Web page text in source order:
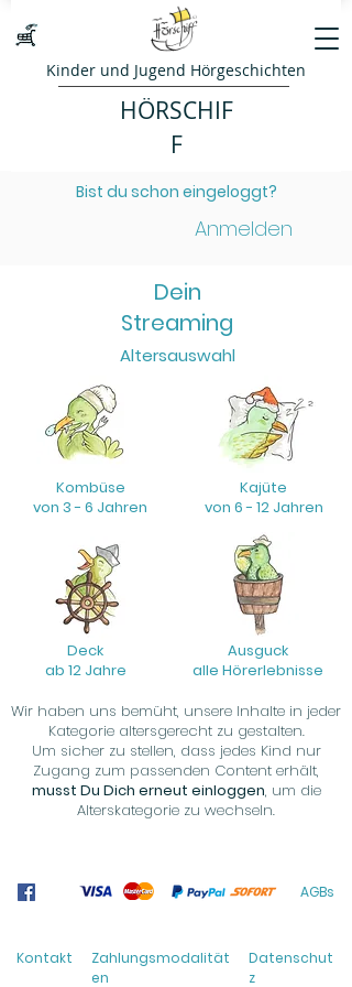
Kinder und Jugend Hörgeschichten
HÖRSCHIF
F
Bist du schon eingeloggt?
Anmelden
Dein
Streaming
Altersauswahl
Kombüse
von 3 - 6 Jahren
Deck
ab 12 Jahre
Kajüte
von 6 - 12 Jahren
Ausguck
alle Hörerlebnisse
Wir haben uns bemüht, unsere Inhalte in jeder
Kategorie altersgerecht zu gestalten.
Um sicher zu stellen, dass jedes Kind nur
Zugang zum passenden Content erhält,
musst Du Dich erneut einloggen, um die
Alterskategorie zu wechseln.
AGBs
Kontakt
Zahlungsmodalität
en
Datenschut
z